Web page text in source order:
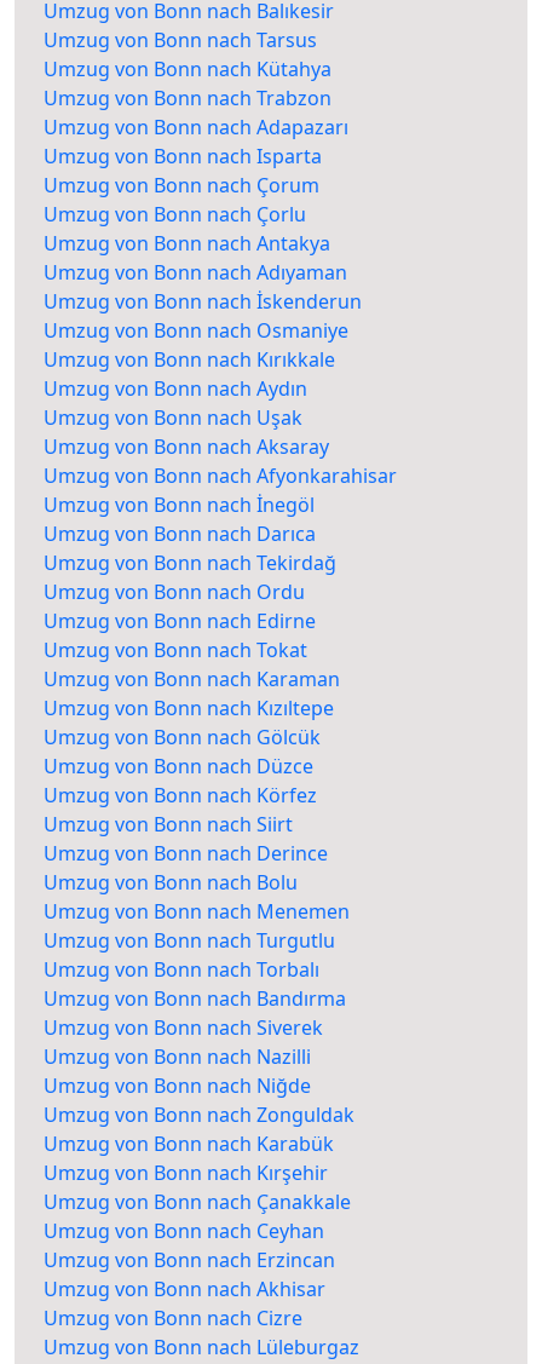
Umzug von Bonn nach Balıkesir
Umzug von Bonn nach Tarsus
Umzug von Bonn nach Kütahya
Umzug von Bonn nach Trabzon
Umzug von Bonn nach Adapazarı
Umzug von Bonn nach Isparta
Umzug von Bonn nach Çorum
Umzug von Bonn nach Çorlu
Umzug von Bonn nach Antakya
Umzug von Bonn nach Adıyaman
Umzug von Bonn nach İskenderun
Umzug von Bonn nach Osmaniye
Umzug von Bonn nach Kırıkkale
Umzug von Bonn nach Aydın
Umzug von Bonn nach Uşak
Umzug von Bonn nach Aksaray
Umzug von Bonn nach Afyonkarahisar
Umzug von Bonn nach İnegöl
Umzug von Bonn nach Darıca
Umzug von Bonn nach Tekirdağ
Umzug von Bonn nach Ordu
Umzug von Bonn nach Edirne
Umzug von Bonn nach Tokat
Umzug von Bonn nach Karaman
Umzug von Bonn nach Kızıltepe
Umzug von Bonn nach Gölcük
Umzug von Bonn nach Düzce
Umzug von Bonn nach Körfez
Umzug von Bonn nach Siirt
Umzug von Bonn nach Derince
Umzug von Bonn nach Bolu
Umzug von Bonn nach Menemen
Umzug von Bonn nach Turgutlu
Umzug von Bonn nach Torbalı
Umzug von Bonn nach Bandırma
Umzug von Bonn nach Siverek
Umzug von Bonn nach Nazilli
Umzug von Bonn nach Niğde
Umzug von Bonn nach Zonguldak
Umzug von Bonn nach Karabük
Umzug von Bonn nach Kırşehir
Umzug von Bonn nach Çanakkale
Umzug von Bonn nach Ceyhan
Umzug von Bonn nach Erzincan
Umzug von Bonn nach Akhisar
Umzug von Bonn nach Cizre
Umzug von Bonn nach Lüleburgaz